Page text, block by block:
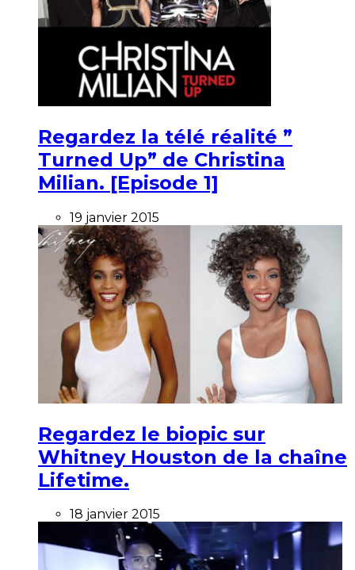
Regardez la télé réalité ”
Turned Up” de Christina
Milian. [Episode 1]
19 janvier 2015
Regardez le biopic sur
Whitney Houston de la chaîne
Lifetime.
18 janvier 2015